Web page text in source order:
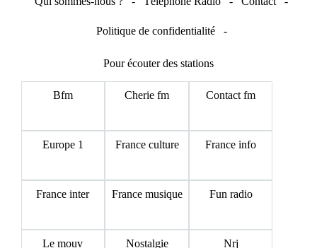
Politique de confidentialité -
Pour écouter des stations
Bfm Cherie fm Contact fm
Europe 1 France culture France info
France inter France musique Fun radio
Le mouv Nostalgie Nrj